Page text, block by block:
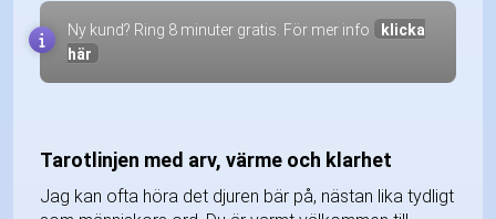
Ny kund? Ring 8 minuter gratis. För mer info
klicka
här
Tarotlinjen med arv, värme och klarhet
Jag kan ofta höra det djuren bär på, nästan lika tydligt